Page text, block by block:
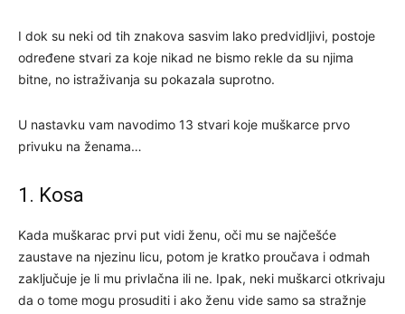
I dok su neki od tih znakova sasvim lako predvidljivi, postoje
određene stvari za koje nikad ne bismo rekle da su njima
bitne, no istraživanja su pokazala suprotno.
U nastavku vam navodimo 13 stvari koje muškarce prvo
privuku na ženama…
1. Kosa
Kada muškarac prvi put vidi ženu, oči mu se najčešće
zaustave na njezinu licu, potom je kratko proučava i odmah
zaključuje je li mu privlačna ili ne. Ipak, neki muškarci otkrivaju
da o tome mogu prosuditi i ako ženu vide samo sa stražnje